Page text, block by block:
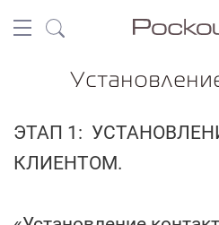
ЭТАП 1:
КЛИЕНТОМ.